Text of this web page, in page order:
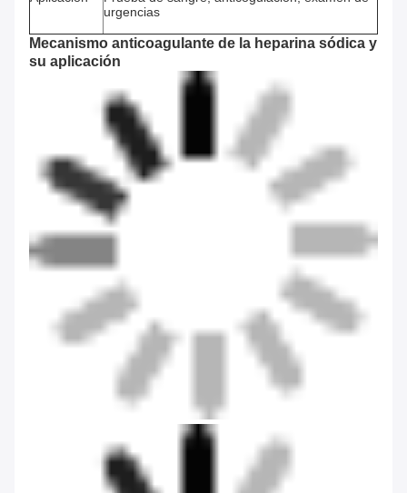
urgencias
Mecanismo anticoagulante de la heparina sódica y
su aplicación